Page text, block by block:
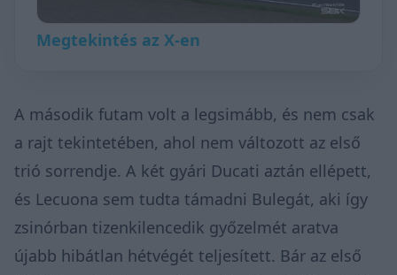
Megtekintés az X-en
A második futam volt a legsimább, és nem csak
a rajt tekintetében, ahol nem változott az első
trió sorrendje. A két gyári Ducati aztán ellépett,
és Lecuona sem tudta támadni Bulegát, aki így
zsinórban tizenkilencedik győzelmét aratva
újabb hibátlan hétvégét teljesített. Bár az első